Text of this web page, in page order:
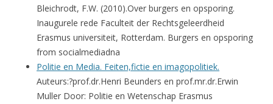
Bleichrodt, F.W. (2010).Over burgers en opsporing.
Inaugurele rede Faculteit der Rechtsgeleerdheid
Erasmus universiteit, Rotterdam. Burgers en opsporing
from socialmediadna
Politie en Media. Feiten,fictie en imagopolitiek.
Auteurs:?prof.dr.Henri Beunders en prof.mr.dr.Erwin
Muller Door: Politie en Wetenschap Erasmus